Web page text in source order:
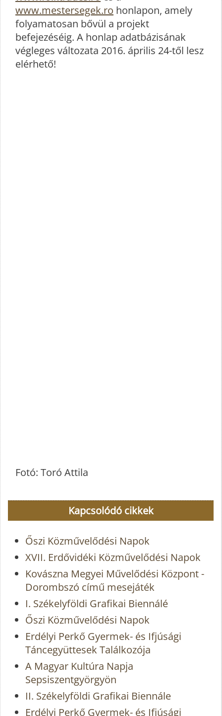
www.mestersegek.ro honlapon, amely
folyamatosan bővül a projekt
befejezéséig. A honlap adatbázisának
végleges változata 2016. április 24-től lesz
elérhető!
Fotó: Toró Attila
Kapcsolódó cikkek
Őszi Közművelődési Napok
XVII. Erdővidéki Közművelődési Napok
Kovászna Megyei Művelődési Központ -
Dorombszó című mesejáték
I. Székelyföldi Grafikai Biennálé
Őszi Közművelődési Napok
Erdélyi Perkő Gyermek- és Ifjúsági
Táncegyüttesek Találkozója
A Magyar Kultúra Napja
Sepsiszentgyörgyön
II. Székelyföldi Grafikai Biennále
Erdélyi Perkő Gyermek- és Ifjúsági